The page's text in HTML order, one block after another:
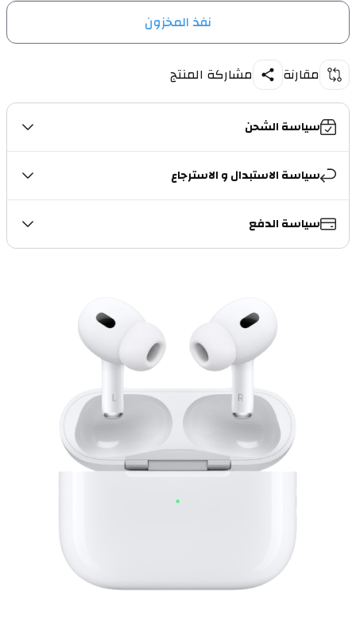
نفذ المخزون
مقارنة مشاركة المنتج
سياسة الشحن
سياسة الاستبدال و الاسترجاع
سياسة الدفع